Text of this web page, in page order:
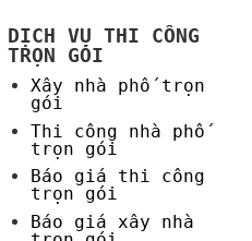
DỊCH VỤ THI CÔNG
TRỌN GÓI
Xây nhà phố trọn
gói
Thi công nhà phố
trọn gói
Báo giá thi công
trọn gói
Báo giá xây nhà